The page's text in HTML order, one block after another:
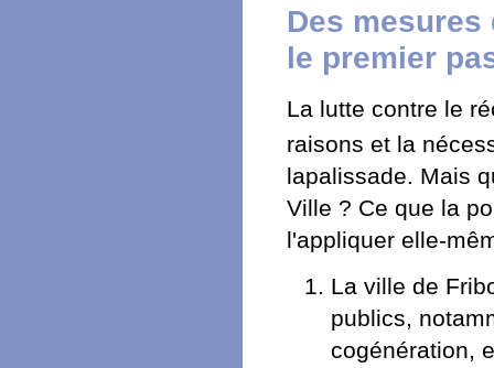
Des
le premier
La lutte contre le
raisons et la
lapalissade. Mais
Ville ? Ce que la
l'appliquer elle-
La ville de
publics,
cogénération,